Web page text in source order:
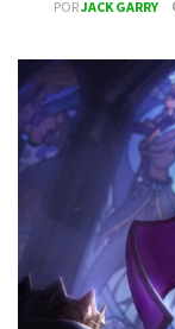
PORJACK GARRY